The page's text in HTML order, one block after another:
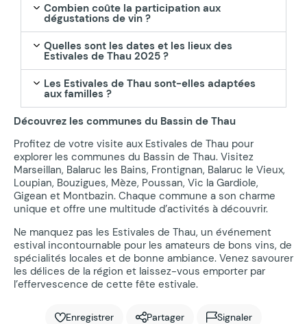
Combien coûte la participation aux
dégustations de vin ?
Quelles sont les dates et les lieux des
Estivales de Thau 2025 ?
Les Estivales de Thau sont-elles adaptées
aux familles ?
Découvrez les communes du Bassin de Thau
Profitez de votre visite aux Estivales de Thau pour
explorer les communes du Bassin de Thau. Visitez
Marseillan, Balaruc les Bains, Frontignan, Balaruc le Vieux,
Loupian, Bouzigues, Mèze, Poussan, Vic la Gardiole,
Gigean et Montbazin. Chaque commune a son charme
unique et offre une multitude d’activités à découvrir.
Ne manquez pas les Estivales de Thau, un événement
estival incontournable pour les amateurs de bons vins, de
spécialités locales et de bonne ambiance. Venez savourer
les délices de la région et laissez-vous emporter par
l’effervescence de cette fête estivale.
Enregistrer Partager Signaler